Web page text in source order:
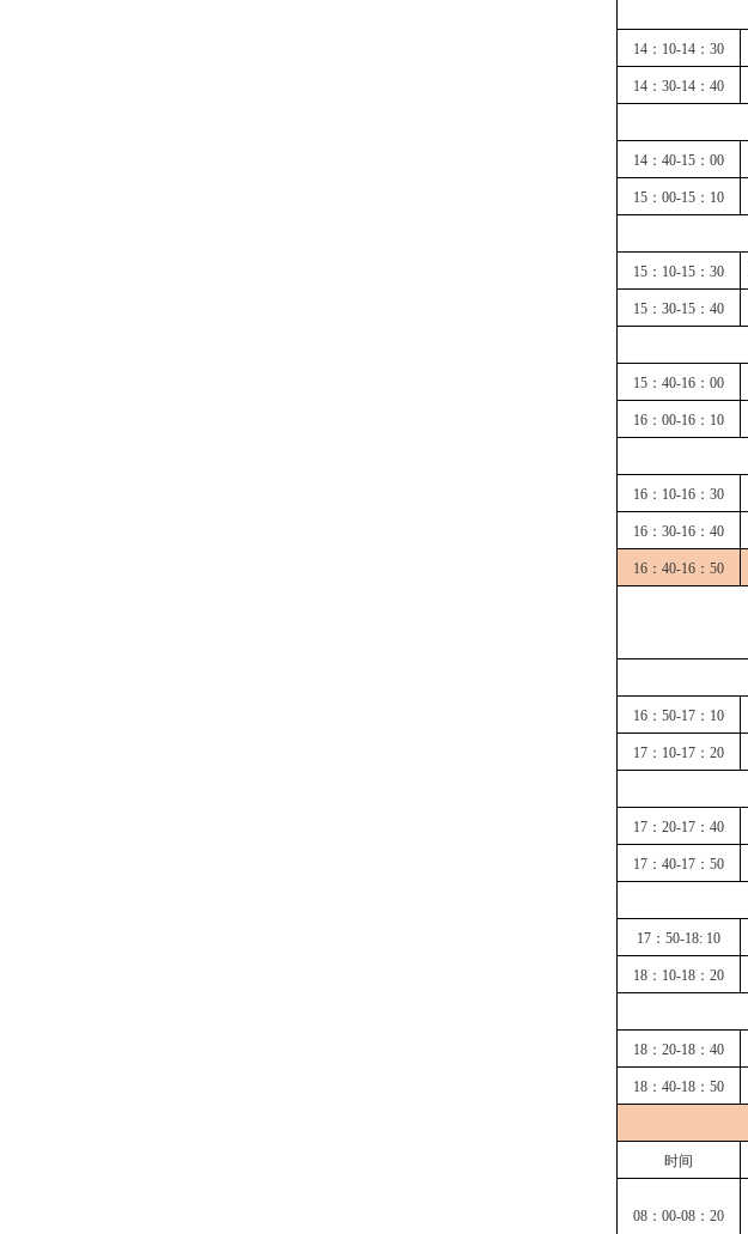
14：10-14：30
14：30-14：40
14：40-15：00
15：00-15：10
15：10-15：30
15：30-15：40
15：40-16：00
16：00-16：10
16：10-16：30
16：30-16：40
16：40-16：50
16：50-17：10
17：10-17：20
17：20-17：40
17：40-17：50
17：50-18: 10
18：10-18：20
18：20-18：40
18：40-18：50
时间
08：00-08：20